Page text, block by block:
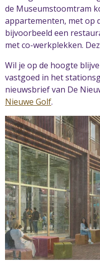
de Museumstoomtram
appartementen, met op
bijvoorbeeld een
met co-werkplekken.
Wil je op de hoogte
vastgoed in het
nieuwsbrief van De
Nieuwe Golf.